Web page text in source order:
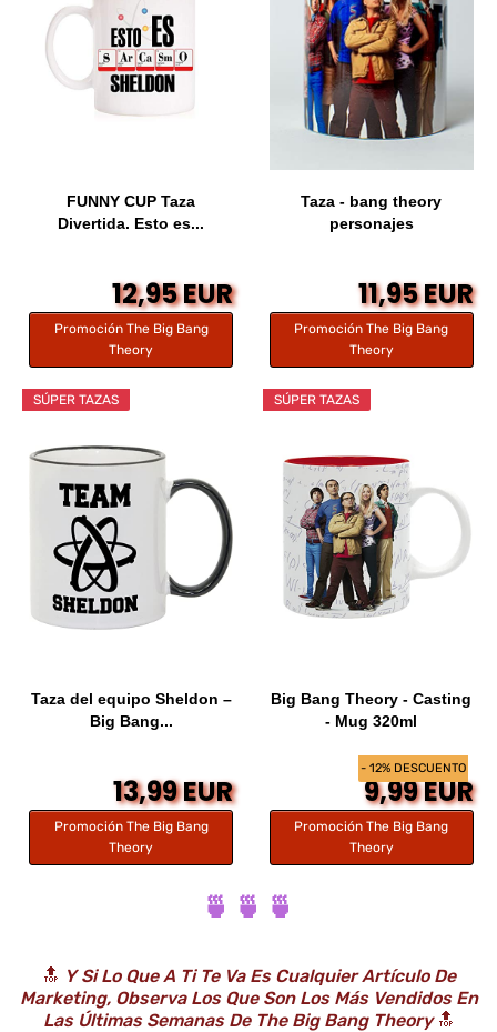
FUNNY CUP Taza
Divertida. Esto es...
12,95 EUR
Promoción The Big Bang
Theory
Taza - bang theory
personajes
11,95 EUR
Promoción The Big Bang
Theory
SÚPER TAZAS
Taza del equipo Sheldon –
Big Bang...
13,99 EUR
Promoción The Big Bang
Theory
- 12% DESCUENTO
SÚPER TAZAS
Big Bang Theory - Casting
- Mug 320ml
9,99 EUR
Promoción The Big Bang
Theory
🍵 🍵 🍵
🔝 Y Si Lo Que A Ti Te Va Es Cualquier Artículo De
Marketing, Observa Los Que Son Los Más Vendidos En
Las Últimas Semanas De The Big Bang Theory🔝